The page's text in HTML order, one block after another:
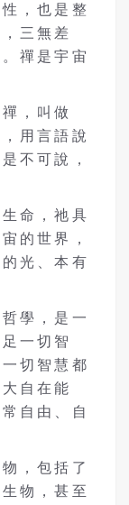
，也是整
三無差
禪是宇宙
，叫做
用言語說
不可說，
命，祂具
的世界，
光、本有
學，是一
一切智
切智慧都
自在能
自由、自
，包括了
物，甚至